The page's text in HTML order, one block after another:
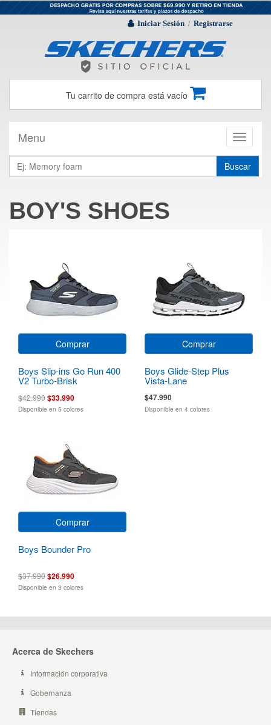
Iniciar Sesión / Registrarse
Tu carrito de compra está vacío
Toggle
Menu
Buscar
BOY'S SHOES
Comprar
Boys Slip-ins Go Run 400
V2 Turbo-Brisk
$42.990$33.990
Disponible en 5 colores
Comprar
Boys Glide-Step Plus
Vista-Lane
$47.990
Disponible en 4 colores
Comprar
Boys Bounder Pro
$37.990$26.990
Disponible en 3 colores
Acerca de Skechers
Información corporativa
Gobernanza
Tiendas